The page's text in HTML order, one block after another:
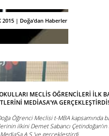
2015 | Doğa'dan Haberler
MECLİS ÖĞRENCİLERİ İLK
MEDİASA'YA GERÇEKLEŞTİRDİ!
Öğrenci Meclisi t-MBA kapsamında
ilkini Demet Sabancı
A.Ş.’ye gerçekleştirdi.